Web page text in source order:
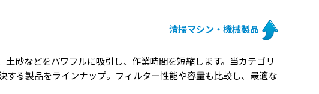
清掃マシン・機械製品
砂などをパワフルに吸引し、作業時間を短縮します。当カテゴリ
る製品をラインナップ。フィルター性能や容量も比較し、最適な